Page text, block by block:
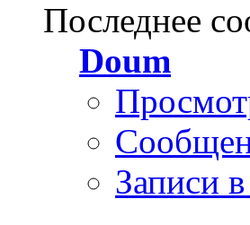
Последнее
Doum
Записи